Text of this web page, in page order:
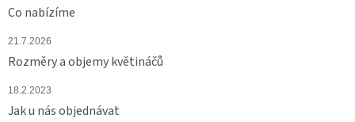
Co nabízíme
21.7.2026
Rozměry a objemy květináčů
18.2.2023
Jak u nás objednávat